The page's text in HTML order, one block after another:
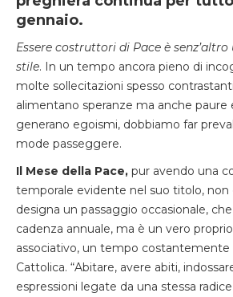
gennaio.
Essere costruttori di Pace è
stile. In un tempo ancora pieno di
molte sollecitazioni spesso
alimentano speranze ma anche paure
generano egoismi, dobbiamo far
mode passeggere.
Il Mese della Pace, pur avendo una
temporale evidente nel suo titolo, non
designa un passaggio occasionale,
cadenza annuale, ma è un vero proprio
associativo, un tempo costantemente
Cattolica. “Abitare, avere abiti,
espressioni legate da una stessa